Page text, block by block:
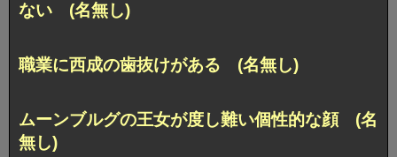
ない (名無し)
職業に西成の歯抜けがある (名無し)
ムーンブルグの王女が度し難い個性的な顔 (名
無し)